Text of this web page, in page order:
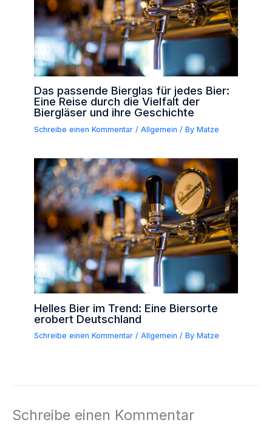
Das passende Bierglas für jedes Bier:
Eine Reise durch die Vielfalt der
Biergläser und ihre Geschichte
Schreibe einen Kommentar /Allgemein / ByMatze
Helles Bier im Trend: Eine Biersorte
erobert Deutschland
Schreibe einen Kommentar /Allgemein / ByMatze
Schreibe einen Kommentar